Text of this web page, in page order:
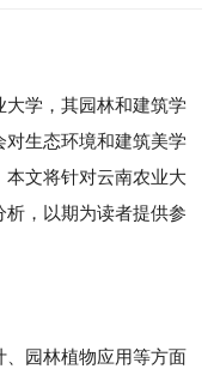
学，其园林和建筑学
生态环境和建筑美学
本文将针对云南农业大
，以期为读者提供参
、园林植物应用等方面